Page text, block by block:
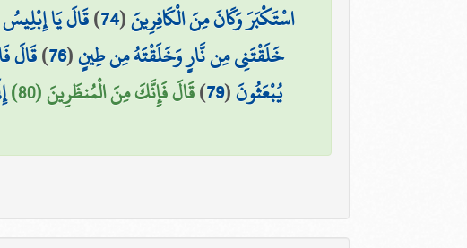
اسْتَكْبَرَ وَكَانَ مِنَ الْكَافِرِينَ(
74
)قَالَ يَا
خَلَقْتَنِي مِن نَّارٍ وَخَلَقْتَهُ مِن طِينٍ(
76
)قَالَ
يُبْعَثُونَ(
79
)قَالَ فَإِنَّكَ مِنَ الْمُنظَرِينَ (80)